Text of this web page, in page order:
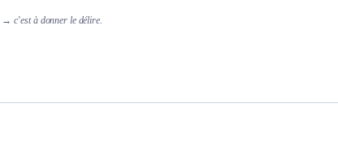
→ c’est à donner le délire.